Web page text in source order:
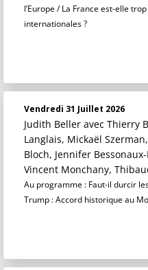
l’Europe / La France est-elle
internationales ?
Vendredi 31 Juillet 2026
Judith Beller avec Thierry
Langlais, Mickaël
Bloch, Jennifer
Vincent Monchany,
Au programme : Faut-il durcir
Trump : Accord historique au